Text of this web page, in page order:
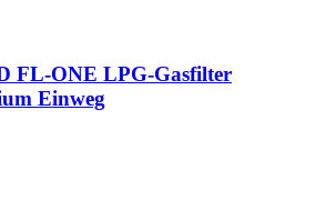
FL-ONE LPG-Gasfilter
Einweg